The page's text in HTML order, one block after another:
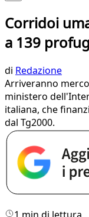
Corridoi
a 139
di Redazione
Arriveranno
ministero
italiana, che
dal Tg2000.